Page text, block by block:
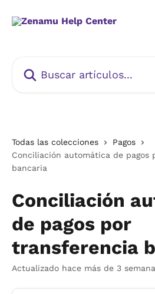
Todas las colecciones
Pagos
Conciliación automática de pagos
bancaria
Conciliación
de pagos por
transferencia
Actualizado hace más de 3